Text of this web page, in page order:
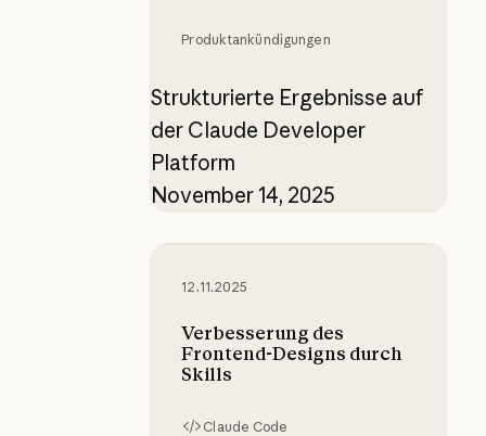
Produktankündigungen
Strukturierte Ergebnisse auf
der Claude Developer
Platform
November 14, 2025
12.11.2025
Verbesserung des
Frontend-Designs durch
Skills
Claude Code
Verbesserung des Frontend-